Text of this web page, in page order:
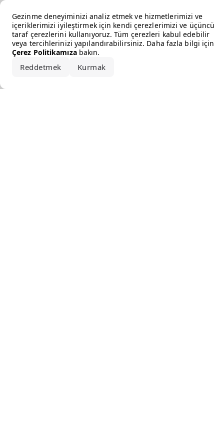
Gezinme deneyiminizi analiz etmek ve hizmetlerimizi ve
içeriklerimizi iyileştirmek için kendi çerezlerimizi ve üçüncü
taraf çerezlerini kullanıyoruz. Tüm çerezleri kabul edebilir
veya tercihlerinizi yapılandırabilirsiniz. Daha fazla bilgi için
Çerez Politikamızabakın.
Reddetmek Kurmak
Error loading the brand